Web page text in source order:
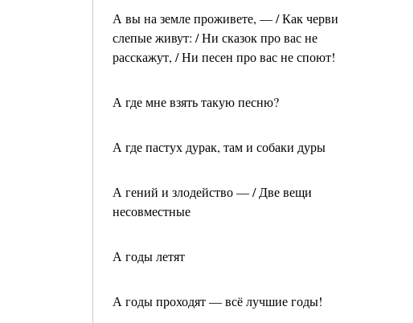
А вы на земле проживете, — / Как черви
слепые живут: / Ни сказок про вас не
расскажут, / Ни песен про вас не споют!
А где мне взять такую песню?
А где пастух дурак, там и собаки дуры
А гений и злодейство — / Две вещи
несовместные
А годы летят
А годы проходят — всё лучшие годы!